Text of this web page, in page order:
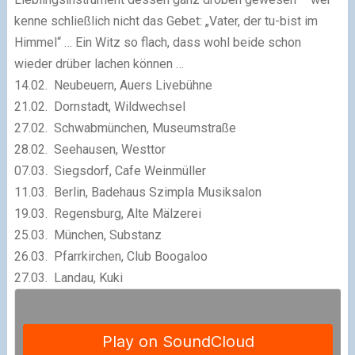
kenne schließlich nicht das Gebet: „Vater, der tu-bist im
Himmel“ … Ein Witz so flach, dass wohl beide schon
wieder drüber lachen können …
14.02. Neubeuern, Auers Livebühne
21.02. Dornstadt, Wildwechsel
27.02. Schwabmünchen, Museumstraße
28.02. Seehausen, Westtor
07.03. Siegsdorf, Cafe Weinmüller
11.03. Berlin, Badehaus Szimpla Musiksalon
19.03. Regensburg, Alte Mälzerei
25.03. München, Substanz
26.03. Pfarrkirchen, Club Boogaloo
27.03. Landau, Kuki